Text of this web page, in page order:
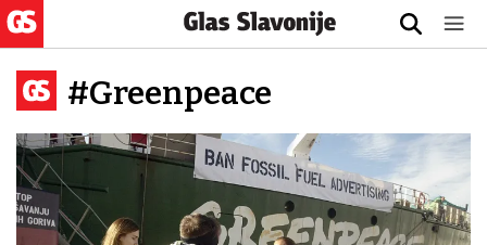
#Greenpeace